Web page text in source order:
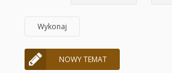
NOWY TEMAT